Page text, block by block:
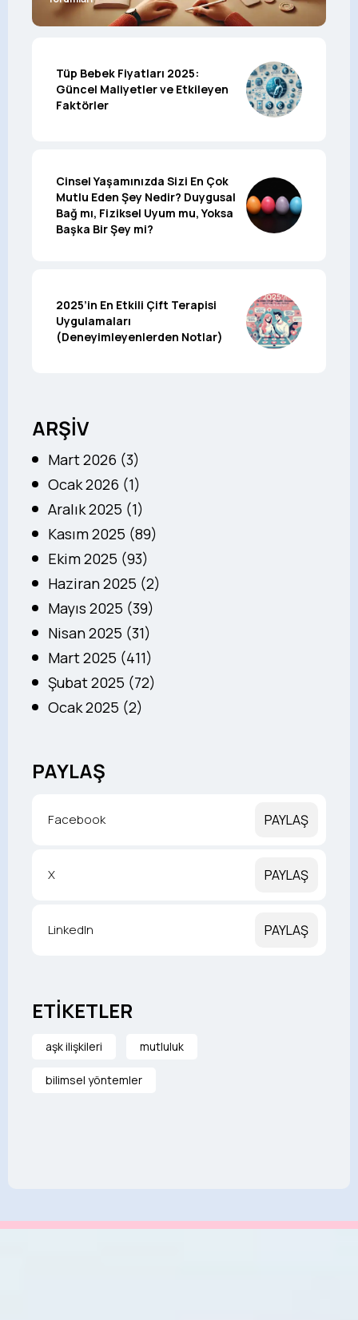
Tüp Bebek Fiyatları 2025:
Güncel Maliyetler ve Etkileyen
Faktörler
Cinsel Yaşamınızda Sizi En Çok
Mutlu Eden Şey Nedir? Duygusal
Bağ mı, Fiziksel Uyum mu, Yoksa
Başka Bir Şey mi?
2025’in En Etkili Çift Terapisi
Uygulamaları
(Deneyimleyenlerden Notlar)
ARŞİV
Mart 2026 (3)
Ocak 2026 (1)
Aralık 2025 (1)
Kasım 2025 (89)
Ekim 2025 (93)
Haziran 2025 (2)
Mayıs 2025 (39)
Nisan 2025 (31)
Mart 2025 (411)
Şubat 2025 (72)
Ocak 2025 (2)
PAYLAŞ
Facebook PAYLAŞ
X PAYLAŞ
LinkedIn PAYLAŞ
ETİKETLER
aşk ilişkileri mutluluk
bilimsel yöntemler